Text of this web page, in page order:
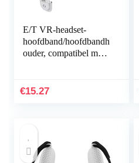
E/T VR-headset-
hoofdband/hoofdbandh
ouder, compatibel met
de slijtagevruk,
€15.27